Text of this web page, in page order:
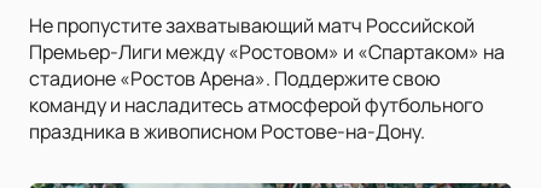
Не пропустите захватывающий матч Российской
Премьер-Лиги между «Ростовом» и «Спартаком» на
стадионе «Ростов Арена». Поддержите свою
команду и насладитесь атмосферой футбольного
праздника в живописном Ростове-на-Дону.